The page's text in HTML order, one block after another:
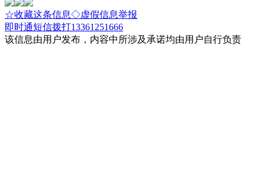
☆收藏这条信息◇虚假信息举报
即时通短信拨打13361251666
该信息由用户发布，内容中所涉及承诺均由用户自行负责